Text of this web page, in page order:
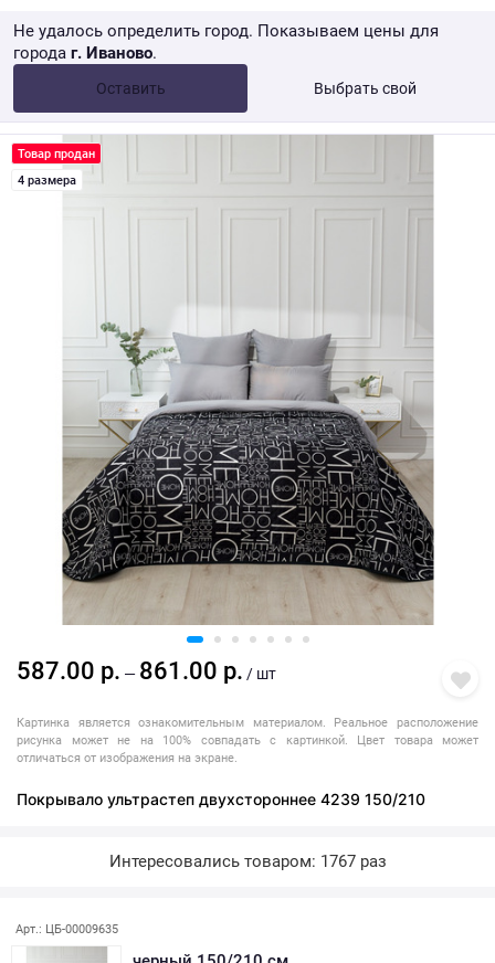
Не удалось определить город. Показываем цены для
города г. Иваново.
Оставить Выбрать свой
от 10 000 ₽ Розница → WB
Товар продан
4 размера
587.00 р. — 861.00 р. / шт
Картинка является ознакомительным материалом. Реальное расположение
рисунка может не на 100% совпадать с картинкой. Цвет товара может
отличаться от изображения на экране.
Покрывало ультрастеп двухстороннее 4239 150/210
Интересовались товаром: 1767 раз
Арт.: ЦБ-00009635